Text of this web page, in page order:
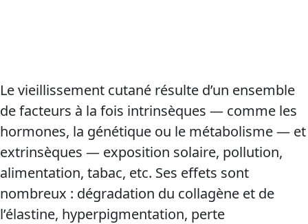
Le vieillissement cutané résulte d’un ensemble
de facteurs à la fois intrinsèques — comme les
hormones, la génétique ou le métabolisme — et
extrinsèques — exposition solaire, pollution,
alimentation, tabac, etc. Ses effets sont
nombreux : dégradation du collagène et de
l’élastine, hyperpigmentation, perte